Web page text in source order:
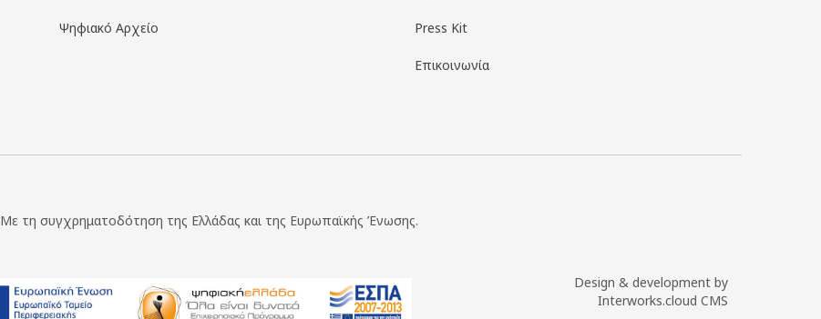
Ψηφιακό Αρχείο Press Kit
Επικοινωνία
Με τη συγχρηματοδότηση της Ελλάδας και της Ευρωπαϊκής Ένωσης.
Design & development by
Interworks.cloud CMS